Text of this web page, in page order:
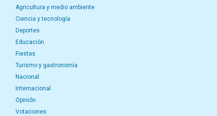
Agricultura y medio ambiente
Ciencia y tecnología
Deportes
Educación
Fiestas
Turismo y gastronomía
Nacional
Internacional
Opinión
Votaciones